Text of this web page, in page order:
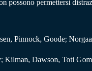
possono permettersi
Pinnock, Goode;
Kilman, Dawson, Toti